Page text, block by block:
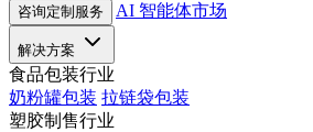
咨询定制服务 AI 智能体市场
解决方案
食品包装行业
奶粉罐包装 拉链袋包装
塑胶制售行业